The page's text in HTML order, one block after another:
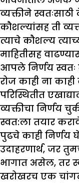
व्यक्तीने
कौशल्यांसह ती
त्याचे कौशल्य
माहितीसह
आपले निर्णय
रोज काही ना
परिस्थितीत
व्यक्तीचा निर्णय
स्वत:ला तयार
पुढचे काही निर्णय
उदाहरणार्थ, जर
भागात असेल, तर
खरोखरच एक